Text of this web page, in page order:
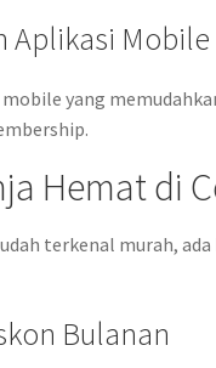
Aplikasi Mobile
yang
Hemat di
terkenal murah,
Bulanan